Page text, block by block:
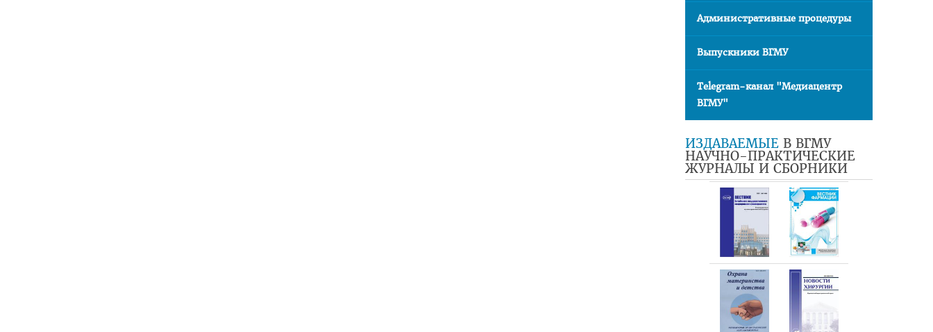
Административные процедуры
Выпускники ВГМУ
Telegram-канал "Медиацентр
ВГМУ"
ИЗДАВАЕМЫЕ В ВГМУ
НАУЧНО-ПРАКТИЧЕСКИЕ
ЖУРНАЛЫ И СБОРНИКИ